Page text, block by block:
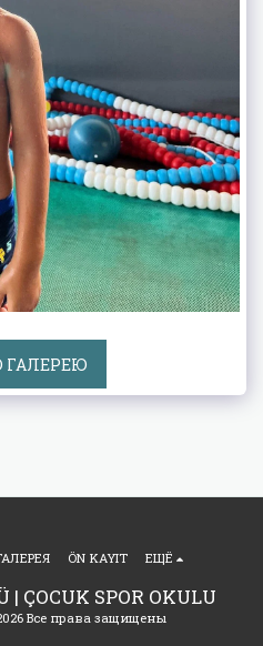
ГАЛЕРЕЮ
| ÇOCUK SPOR OKULU
Все права защищены
ÖN KAYIT ЕЩЁ